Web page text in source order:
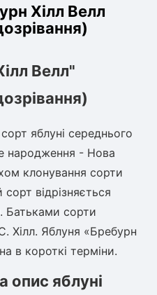
Хілл Велл
Велл"
яблуні середнього
народження - Нова
клонування сорти
відрізняється
Батьками сорти
Хілл. Яблуня «Бребурн
в короткі терміни.
опис яблуні